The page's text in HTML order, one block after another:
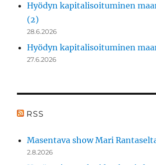
Hyödyn kapitalisoituminen
(2)
28.6.2026
Hyödyn kapitalisoituminen
27.6.2026
RSS
Masentava show Mari
2.8.2026